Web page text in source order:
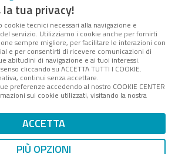
pubblicazione telematica iscritta
stampa del Tribunale di Roma -
2008 - Direttore resp. Michela
Stentella
società soggetta a Direzione e
parte di Digital360 S.p.A. - FPA s.r.l.
per il sistema di management
IVA n. 10693191008 - R.E.A. Roma
n. 1249791. ISP AWS
Mappa del sito
tua privacy!
tecnici necessari alla navigazione e
servizio. Utilizziamo i cookie anche per fornirti
sempre migliore, per facilitare le interazioni con
e per consentirti di ricevere comunicazioni di
abitudini di navigazione e ai tuoi interessi.
cliccando su ACCETTA TUTTI I COOKIE.
continui senza accettare.
preferenze accedendo al nostro COOKIE CENTER
sui cookie utilizzati, visitando la nostra
ACCETTA
PIÙ OPZIONI